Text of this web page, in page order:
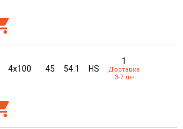
4x100 45 54.1 HS
1
Доставка
3-7 дн